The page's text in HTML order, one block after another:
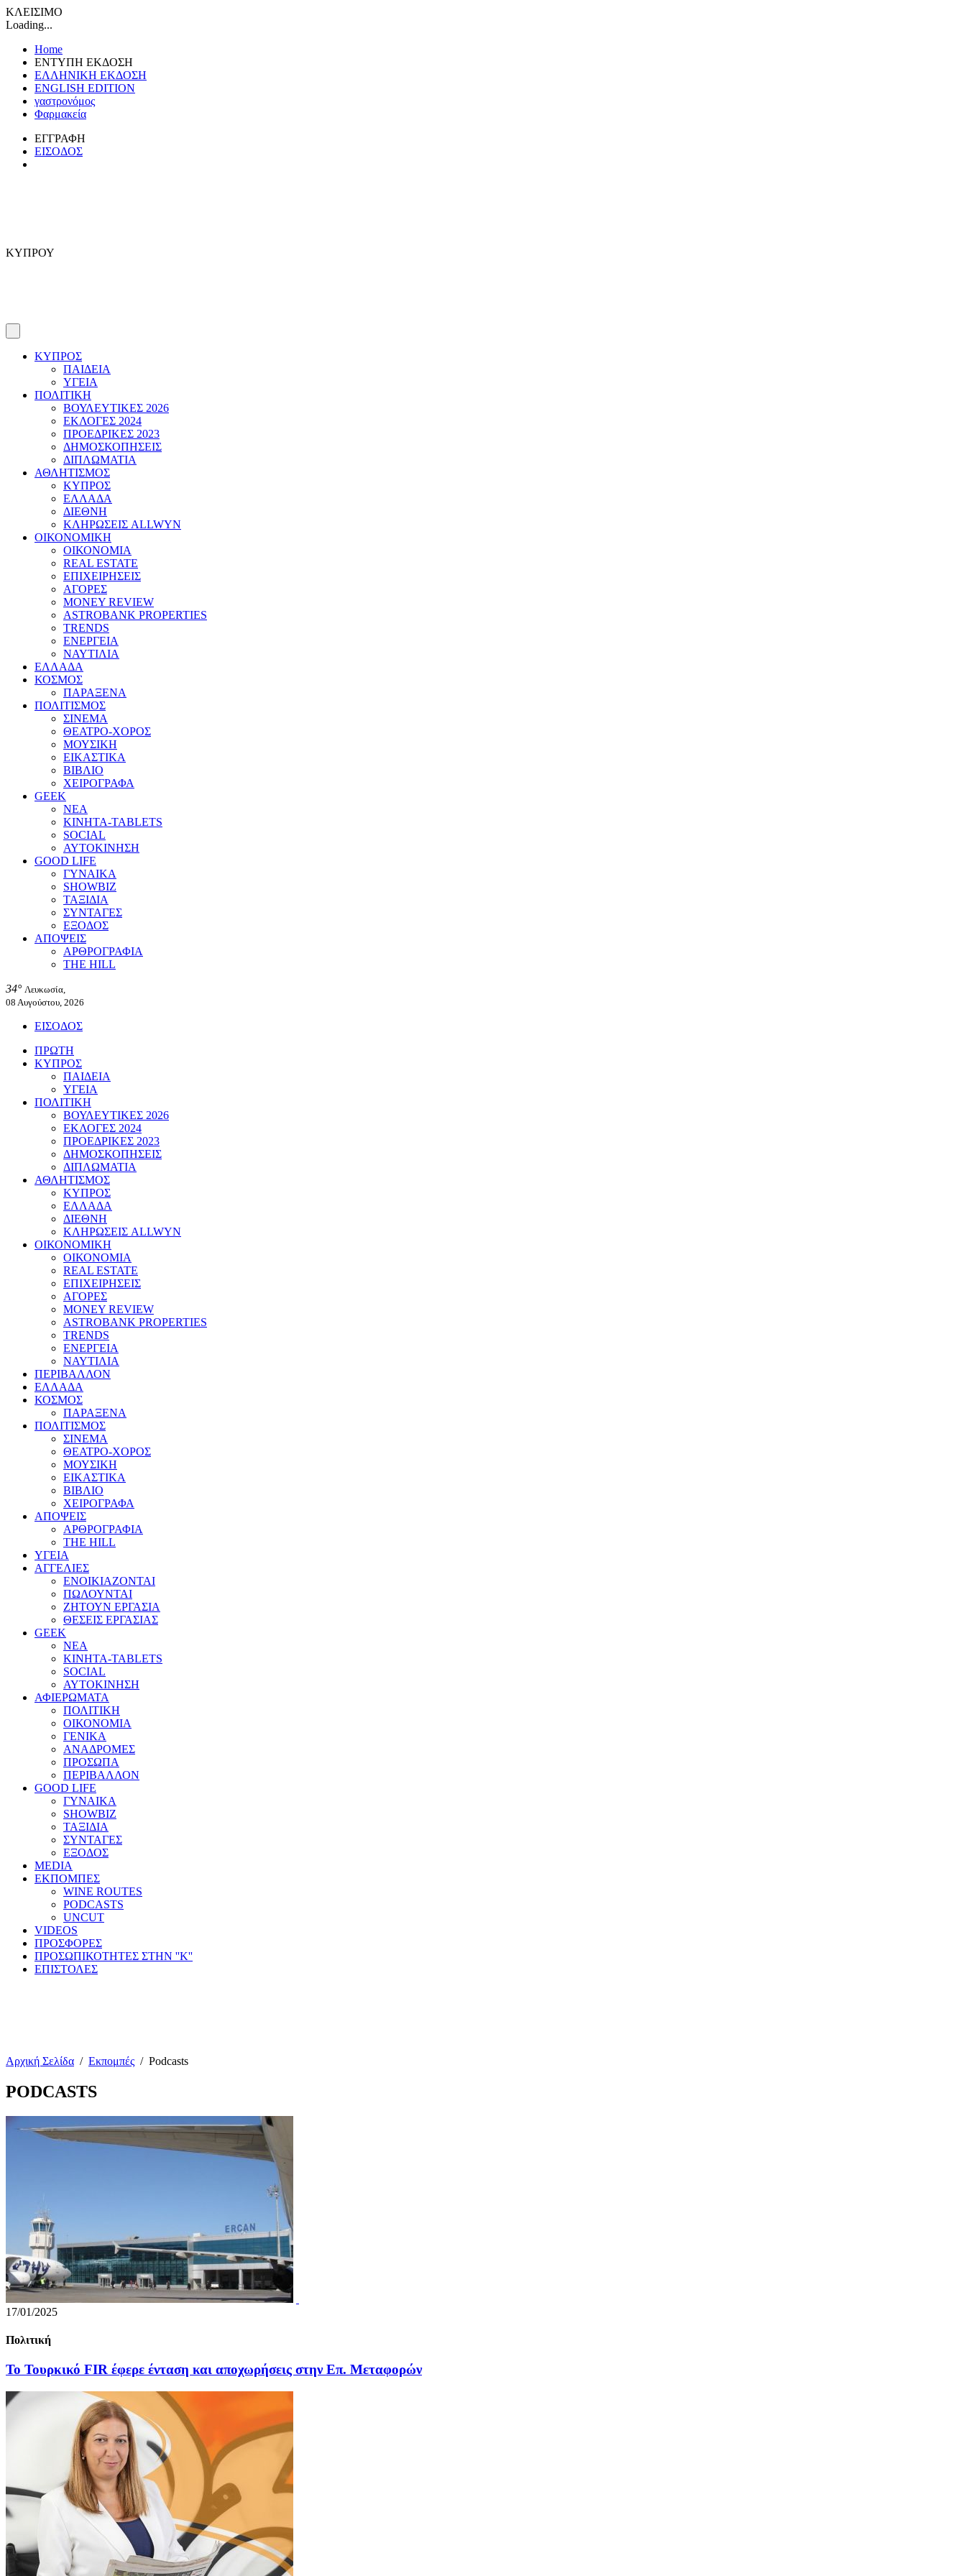
ΚΛΕΙΣΙΜΟ
Loading...
Home
ΕΝΤΥΠΗ ΕΚΔΟΣΗ
ΕΛΛΗΝΙΚΗ ΕΚΔΟΣΗ
ENGLISH EDITION
γαστρονόμος
Φαρμακεία
ΕΓΓΡΑΦΗ
ΕΙΣΟΔΟΣ
ΚΥΠΡΟΥ
ΚΥΠΡΟΣ
ΠΑΙΔΕΙΑ
ΥΓΕΙΑ
ΠΟΛΙΤΙΚΗ
ΒΟΥΛΕΥΤΙΚΕΣ 2026
ΕΚΛΟΓΕΣ 2024
ΠΡΟΕΔΡΙΚΕΣ 2023
ΔΗΜΟΣΚΟΠΗΣΕΙΣ
ΔΙΠΛΩΜΑΤΙΑ
ΑΘΛΗΤΙΣΜΟΣ
ΚΥΠΡΟΣ
ΕΛΛΑΔΑ
ΔΙΕΘΝΗ
ΚΛΗΡΩΣΕΙΣ ALLWYN
ΟΙΚΟΝΟΜΙΚΗ
ΟΙΚΟΝΟΜΙΑ
REAL ESTATE
ΕΠΙΧΕΙΡΗΣΕΙΣ
ΑΓΟΡΕΣ
MONEY REVIEW
ASTROBANK PROPERTIES
TRENDS
ΕΝΕΡΓΕΙΑ
ΝΑΥΤΙΛΙΑ
ΕΛΛΑΔΑ
ΚΟΣΜΟΣ
ΠΑΡΑΞΕΝΑ
ΠΟΛΙΤΙΣΜΟΣ
ΣΙΝΕΜΑ
ΘΕΑΤΡΟ-ΧΟΡΟΣ
ΜΟΥΣΙΚΗ
ΕΙΚΑΣΤΙΚΑ
ΒΙΒΛΙΟ
ΧΕΙΡΟΓΡΑΦΑ
GEEK
ΝΕΑ
ΚΙΝΗΤΑ-TABLETS
SOCIAL
ΑΥΤΟΚΙΝΗΣΗ
GOOD LIFE
ΓΥΝΑΙΚΑ
SHOWBIZ
ΤΑΞΙΔΙΑ
ΣΥΝΤΑΓΕΣ
ΕΞΟΔΟΣ
ΑΠΟΨΕΙΣ
ΑΡΘΡΟΓΡΑΦΙΑ
THE HILL
34° Λευκωσία,
08 Αυγούστου, 2026
ΕΙΣΟΔΟΣ
ΠΡΩΤΗ
ΚΥΠΡΟΣ
ΠΑΙΔΕΙΑ
ΥΓΕΙΑ
ΠΟΛΙΤΙΚΗ
ΒΟΥΛΕΥΤΙΚΕΣ 2026
ΕΚΛΟΓΕΣ 2024
ΠΡΟΕΔΡΙΚΕΣ 2023
ΔΗΜΟΣΚΟΠΗΣΕΙΣ
ΔΙΠΛΩΜΑΤΙΑ
ΑΘΛΗΤΙΣΜΟΣ
ΚΥΠΡΟΣ
ΕΛΛΑΔΑ
ΔΙΕΘΝΗ
ΚΛΗΡΩΣΕΙΣ ALLWYN
ΟΙΚΟΝΟΜΙΚΗ
ΟΙΚΟΝΟΜΙΑ
REAL ESTATE
ΕΠΙΧΕΙΡΗΣΕΙΣ
ΑΓΟΡΕΣ
MONEY REVIEW
ASTROBANK PROPERTIES
TRENDS
ΕΝΕΡΓΕΙΑ
ΝΑΥΤΙΛΙΑ
ΠΕΡΙΒΑΛΛΟΝ
ΕΛΛΑΔΑ
ΚΟΣΜΟΣ
ΠΑΡΑΞΕΝΑ
ΠΟΛΙΤΙΣΜΟΣ
ΣΙΝΕΜΑ
ΘΕΑΤΡΟ-ΧΟΡΟΣ
ΜΟΥΣΙΚΗ
ΕΙΚΑΣΤΙΚΑ
ΒΙΒΛΙΟ
ΧΕΙΡΟΓΡΑΦΑ
ΑΠΟΨΕΙΣ
ΑΡΘΡΟΓΡΑΦΙΑ
THE HILL
ΥΓΕΙΑ
ΑΓΓΕΛΙΕΣ
ΕΝΟΙΚΙΑΖΟΝΤΑΙ
ΠΩΛΟΥΝΤΑΙ
ΖΗΤΟΥΝ ΕΡΓΑΣΙΑ
ΘΕΣΕΙΣ ΕΡΓΑΣΙΑΣ
GEEK
ΝΕΑ
ΚΙΝΗΤΑ-TABLETS
SOCIAL
ΑΥΤΟΚΙΝΗΣΗ
ΑΦΙΕΡΩΜΑΤΑ
ΠΟΛΙΤΙΚΗ
ΟΙΚΟΝΟΜΙΑ
ΓΕΝΙΚΑ
ΑΝΑΔΡΟΜΕΣ
ΠΡΟΣΩΠΑ
ΠΕΡΙΒΑΛΛΟΝ
GOOD LIFE
ΓΥΝΑΙΚΑ
SHOWBIZ
ΤΑΞΙΔΙΑ
ΣΥΝΤΑΓΕΣ
ΕΞΟΔΟΣ
MEDIA
ΕΚΠΟΜΠΕΣ
WINE ROUTES
PODCASTS
UNCUT
VIDEOS
ΠΡΟΣΦΟΡΕΣ
ΠΡΟΣΩΠΙΚΟΤΗΤΕΣ ΣΤΗΝ ''Κ''
ΕΠΙΣΤΟΛΕΣ
Αρχική Σελίδα / Εκπομπές / Podcasts
PODCASTS
17/01/2025
Πολιτική
Το Τουρκικό FIR έφερε ένταση και αποχωρήσεις στην Επ. Μεταφορών